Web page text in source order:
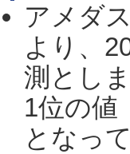
アメダ
より、
測とし
1位の値
となっ